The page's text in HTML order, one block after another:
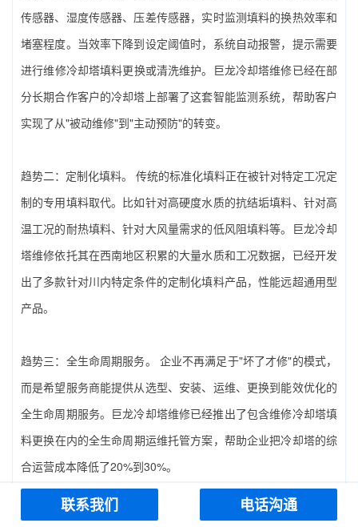
传感器、湿度传感器、压差传感器，实时监测填料的换热效率和
堵塞程度。当效率下降到设定阈值时，系统自动报警，提示需要
进行‌维修冷却塔填料更换‌或清洗维护。巨龙冷却塔维修已经在部
分长期合作客户的冷却塔上部署了这套智能监测系统，帮助客户
实现了从"被动维修"到"主动预防"的转变。
趋势二：定制化填料。‌ 传统的标准化填料正在被针对特定工况定
制的专用填料取代。比如针对高硬度水质的抗结垢填料、针对高
温工况的耐热填料、针对大风量需求的低风阻填料等。巨龙冷却
塔维修依托其在西南地区积累的大量水质和工况数据，已经开发
出了多款针对川内特定条件的定制化填料产品，性能远超通用型
产品。
趋势三：全生命周期服务。‌ 企业不再满足于"坏了才修"的模式，
而是希望服务商能提供从选型、安装、运维、更换到能效优化的
全生命周期服务。巨龙冷却塔维修已经推出了包含‌维修冷却塔填
料更换‌在内的全生命周期运维托管方案，帮助企业把冷却塔的综
合运营成本降低了20%到30%。
十、不同行业做‌维修冷却塔填料更换‌的特殊注意事项
联系我们 电话沟通